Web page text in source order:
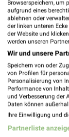
Browserspeichern, um
aufgrund eines
ablehnen oder
der linken unteren
der Website und
werden unseren
Wir und unsere
Speichern von oder
von Profilen für
Personalisierung von
Performance von
und Verbesserung der
Daten können
Ihre Einwilligung und
Partnerliste